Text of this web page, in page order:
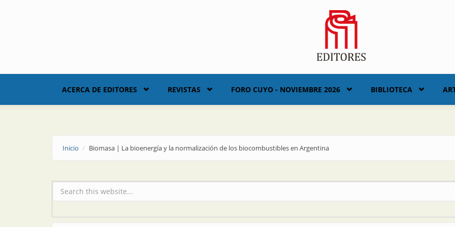
ACERCA DE EDITORES REVISTAS FORO CUYO - NOVIEMBRE 2026 BIBLIOTECA
Inicio Biomasa | La bioenergía y la normalización de los biocombustibles en Argentina
Formulario de búsqueda